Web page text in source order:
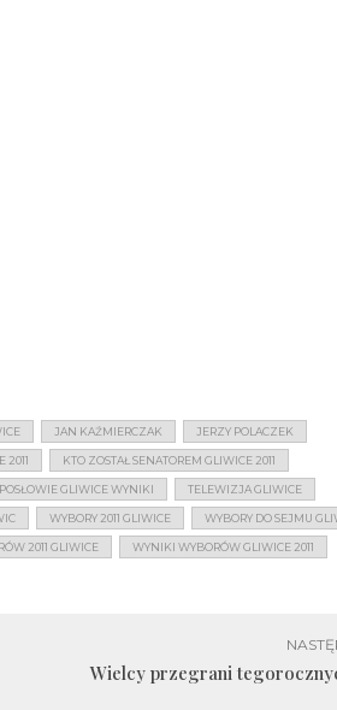
JAN KAŹMIERCZAK JERZY POLACZEK
2011 KTO ZOSTAŁ SENATOREM GLIWICE 2011
POSŁOWIE GLIWICE WYNIKI TELEWIZJA GLIWICE
WYBORY 2011 GLIWICE WYBORY DO SEJMU
2011 GLIWICE WYNIKI WYBORÓW GLIWICE 2011
Wielcy przegrani